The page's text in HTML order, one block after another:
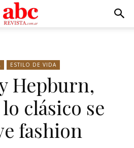
ESTILO DE VIDA
Hepburn,
clásico se
fashion